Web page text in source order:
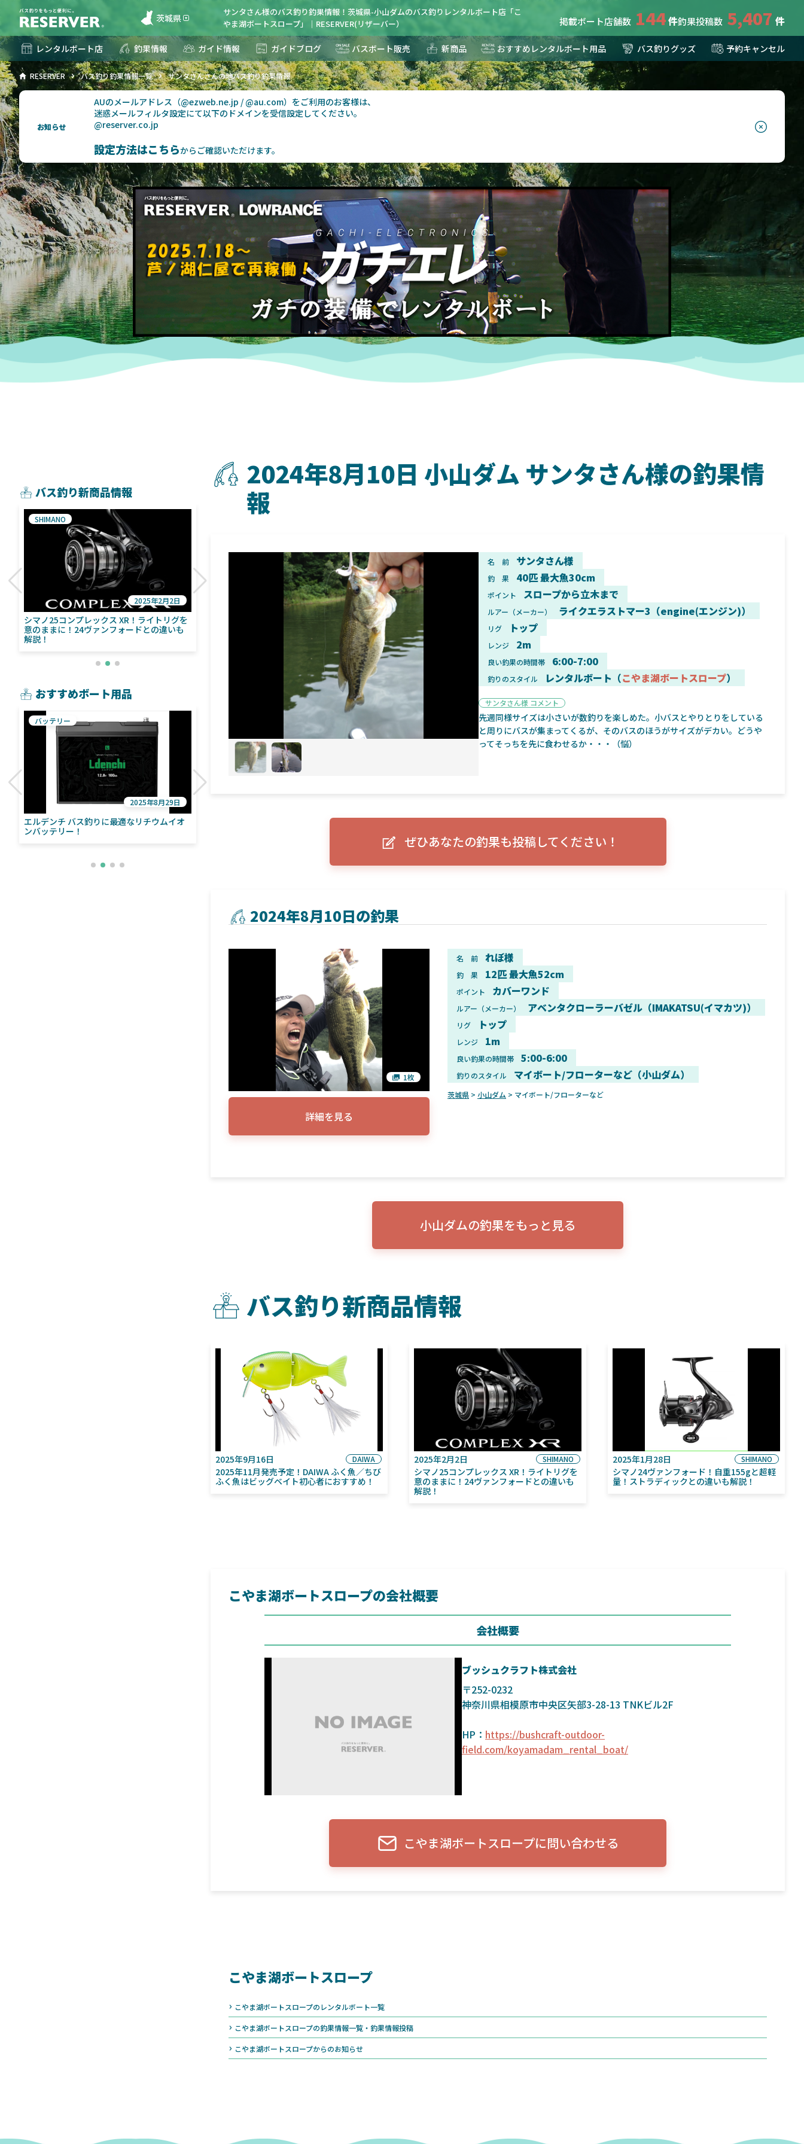
茨城県
サンタさん様のバス釣り釣果情報！茨城県-小山ダムのバス釣りレンタルボート店「こ
やま湖ボートスロープ」｜RESERVER(リザーバー）
掲載ボート店舗数 144 釣果投稿数 5,407
レンタルボート店 釣果情報 ガイド情報 ガイドブログ バスボート販売 新商品 おすすめレンタルボート用品 バス釣りグッズ 予約キャンセル
RESERVER バス釣り釣果情報一覧 サンタさんさんの地バス釣り釣果情報
お知らせ
AUのメールアドレス（@ezweb.ne.jp / @au.com）をご利用のお客様は、
迷惑メールフィルタ設定にて以下のドメインを受信設定してください。
@reserver.co.jp
設定方法はこちらからご確認いただけます。
2024年8月10日 小山ダム サンタさん様の釣果情
報
名 前 サンタさん様
釣 果 40匹 最大魚30cm
ポイント スロープから立木まで
ルアー（メーカー） ライクエラストマー3（engine(エンジン)）
リグ トップ
レンジ 2m
良い釣果の時間帯 6:00-7:00
釣りのスタイル レンタルボート（こやま湖ボートスロープ）
サンタさん様 コメント
先週同様サイズは小さいが数釣りを楽しめた。小バスとやりとりをしている
と周りにバスが集まってくるが、そのバスのほうがサイズがデカい。どうや
ってそっちを先に食わせるか・・・（悩）
ぜひあなたの釣果も投稿してください！
2024年8月10日の釣果
1枚
名 前 れぼ様
釣 果 12匹 最大魚52cm
ポイント カバーワンド
ルアー（メーカー） アベンタクローラーバゼル（IMAKATSU(イマカツ)）
リグ トップ
レンジ 1m
良い釣果の時間帯 5:00-6:00
釣りのスタイル マイボート/フローターなど（小山ダム）
茨城県 > 小山ダム > マイボート/フローターなど
詳細を見る
小山ダムの釣果をもっと見る
バス釣り新商品情報
2025年9月16日 DAIWA
2025年11月発売予定！DAIWA ふく魚／ちび
ふく魚はビッグベイト初心者におすすめ！
2025年2月2日 SHIMANO
シマノ25コンプレックス XR！ライトリグを
意のままに！24ヴァンフォードとの違いも
解説！
2025年1月28日 SHIMANO
シマノ24ヴァンフォード！自重155gと超軽
量！ストラディックとの違いも解説！
こやま湖ボートスロープの会社概要
会社概要
ブッシュクラフト株式会社
〒252-0232
神奈川県相模原市中央区矢部3-28-13 TNKビル2F
HP： https://bushcraft-outdoor-
field.com/koyamadam_rental_boat/
こやま湖ボートスロープに問い合わせる
こやま湖ボートスロープ
こやま湖ボートスロープのレンタルボート一覧
こやま湖ボートスロープの釣果情報一覧・釣果情報投稿
こやま湖ボートスロープからのお知らせ
バス釣り新商品情報
シマノ25コンプレックス XR！ライトリグを
意のままに！24ヴァンフォードとの違いも
解説！
SHIMANO
2025年2月2日
シマノ24ヴァンフォード！自重155gと超軽
量！ストラディックとの違いも解説！
2025年1月28日
2025年11月発売予定！DAIWA ふく魚／ちび
ふく魚はビッグベイト初心者におすすめ！
2025年9月16日
シマノ25コンプレックス XR！ライトリグを
2025年2月2日
おすすめボート用品
エルデンチ バス釣りに最適なリチウムイオ
ンバッテリー！
バッテリー
2025年8月29日
ローランス「イーグルアイ（EAGLE EYE）」
ELowrance EAGLE 7/9インチ トリプルショ
魚探
ローランス イーグルアイ（EAGLE EYE）イ
たします
魚探